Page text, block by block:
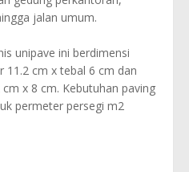
jalan umum.
unipave ini berdimensi
11.2 cm x tebal 6 cm dan
x 8 cm. Kebutuhan paving
permeter persegi m2